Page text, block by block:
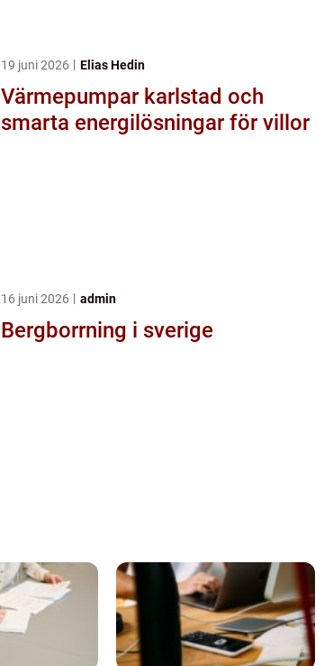
19 juni 2026 Elias Hedin
Värmepumpar karlstad och
smarta energilösningar för villor
16 juni 2026 admin
Bergborrning i sverige